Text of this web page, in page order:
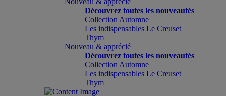
Découvrez toutes les nouveautés
Collection Automne
Les indispensables Le Creuset
Thym
Nouveau & apprécié
Découvrez toutes les nouveautés
Collection Automne
Les indispensables Le Creuset
Thym